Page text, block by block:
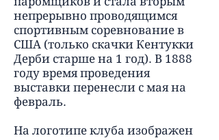
непрерывно проводящимся
спортивным соревнование в
США (только скачки Кентукки
Дерби старше на 1 год). В 1888
году время проведения
выставки перенесли с мая на
февраль.
На логотипе клуба изображен